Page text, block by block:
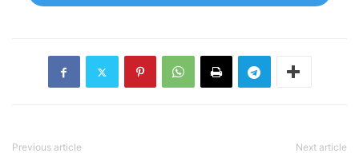
Previous article Next article